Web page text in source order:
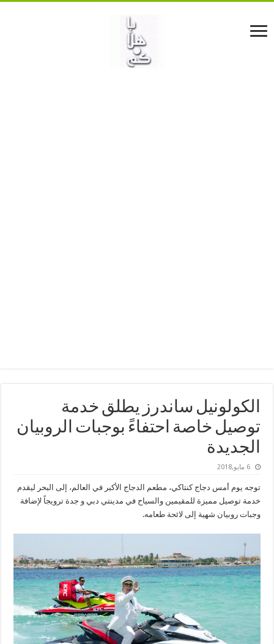
الكولونيل ساندرز يطلق خدمة
توصيل خاصة احتفاءً بوجبات الروبيان
الجديدة
6 مايو,2018
توجه يوم أمس دجاج كنتاكي، مطعم الدجاج الأكبر في العالم، إلى البحر ليقدم
خدمة توصيل مميزة للمقيمين والسياح في مدينتي دبي و جدة ترويجاً لإضافة
وجبات روبيان شهية إلى لائحة طعامه.